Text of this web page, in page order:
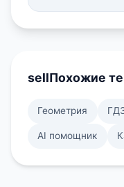
sellПохожие
Геометрия
AI помощник